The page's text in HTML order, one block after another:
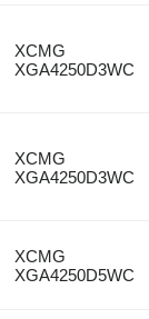
XCMG
XGA4250D3WC
XCMG
XGA4250D3WC
XCMG
XGA4250D5WC